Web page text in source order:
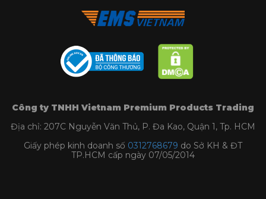
Dao gọt hoa quả Nhật thiết kế mỏ chim
3. Các loại dao gọt hoa quả Nhật
Dao gọt hoa quả Nhật Bản có nhiều loại, được
thiết kế để phục vụ các mục đích sử dụng khác
6 - 10 cm, mỏng và sắc bén. Dùng để gọt vỏ
trái cây như táo, lê, xoài một cách gọn gàng
và chính xác.
Công ty TNHH Vietnam Premium Products Trading
Địa chỉ: 207C Nguyễn Văn Thủ, P. Đa Kao, Quận 1, Tp. HCM
Giấy phép kinh doanh số 0312768679 do Sở KH & ĐT
TP.HCM cấp ngày 07/05/2014